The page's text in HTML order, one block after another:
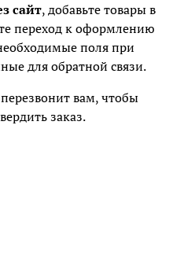
сайт, добавьте товары в
переход к оформлению
поля при
для обратной связи.
вам, чтобы
заказ.